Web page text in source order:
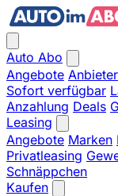
Auto Abo
Angebote Anbieter
Sofort verfügbar
Anzahlung Deals
Leasing
Angebote Marken
Privatleasing
Schnäppchen
Kaufen